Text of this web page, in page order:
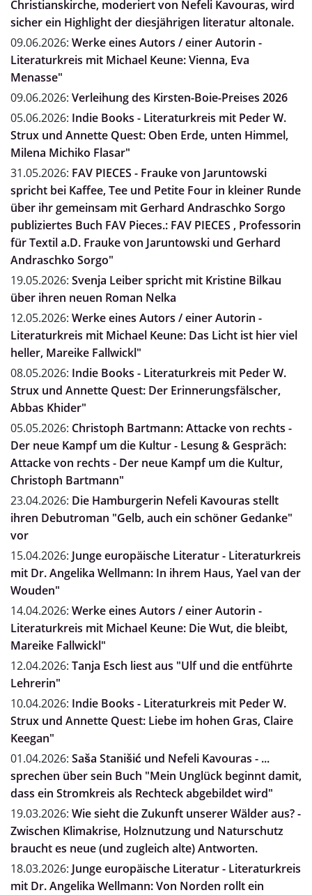
Christianskirche, moderiert von Nefeli Kavouras, wird
sicher ein Highlight der diesjährigen literatur altonale.
09.06.2026: Werke eines Autors / einer Autorin -
Literaturkreis mit Michael Keune: Vienna, Eva
Menasse"
09.06.2026: Verleihung des Kirsten-Boie-Preises 2026
05.06.2026: Indie Books - Literaturkreis mit Peder W.
Strux und Annette Quest: Oben Erde, unten Himmel,
Milena Michiko Flasar"
31.05.2026: FAV PIECES - Frauke von Jaruntowski
spricht bei Kaffee, Tee und Petite Four in kleiner Runde
über ihr gemeinsam mit Gerhard Andraschko Sorgo
publiziertes Buch FAV Pieces.: FAV PIECES , Professorin
für Textil a.D. Frauke von Jaruntowski und Gerhard
Andraschko Sorgo"
19.05.2026: Svenja Leiber spricht mit Kristine Bilkau
über ihren neuen Roman Nelka
12.05.2026: Werke eines Autors / einer Autorin -
Literaturkreis mit Michael Keune: Das Licht ist hier viel
heller, Mareike Fallwickl"
08.05.2026: Indie Books - Literaturkreis mit Peder W.
Strux und Annette Quest: Der Erinnerungsfälscher,
Abbas Khider"
05.05.2026: Christoph Bartmann: Attacke von rechts -
Der neue Kampf um die Kultur - Lesung & Gespräch:
Attacke von rechts - Der neue Kampf um die Kultur,
Christoph Bartmann"
23.04.2026: Die Hamburgerin Nefeli Kavouras stellt
ihren Debutroman "Gelb, auch ein schöner Gedanke"
vor
15.04.2026: Junge europäische Literatur - Literaturkreis
mit Dr. Angelika Wellmann: In ihrem Haus, Yael van der
Wouden"
14.04.2026: Werke eines Autors / einer Autorin -
Literaturkreis mit Michael Keune: Die Wut, die bleibt,
Mareike Fallwickl"
12.04.2026: Tanja Esch liest aus "Ulf und die entführte
Lehrerin"
10.04.2026: Indie Books - Literaturkreis mit Peder W.
Strux und Annette Quest: Liebe im hohen Gras, Claire
Keegan"
01.04.2026: Saša Stanišić und Nefeli Kavouras - ...
sprechen über sein Buch "Mein Unglück beginnt damit,
dass ein Stromkreis als Rechteck abgebildet wird"
19.03.2026: Wie sieht die Zukunft unserer Wälder aus? -
Zwischen Klimakrise, Holznutzung und Naturschutz
braucht es neue (und zugleich alte) Antworten.
18.03.2026: Junge europäische Literatur - Literaturkreis
mit Dr. Angelika Wellmann: Von Norden rollt ein